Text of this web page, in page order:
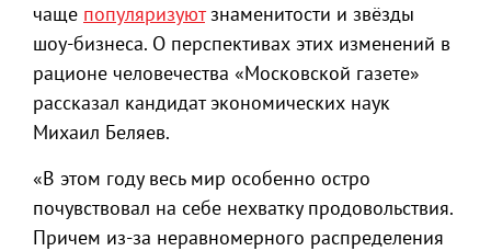
чаще популяризуютзнаменитости и звёзды
шоу-бизнеса. О перспективах этих изменений в
рационе человечества «Московской газете»
рассказал кандидат экономических наук
Михаил Беляев.
«В этом году весь мир особенно остро
почувствовал на себе нехватку продовольствия.
Причем из-за неравномерного распределения